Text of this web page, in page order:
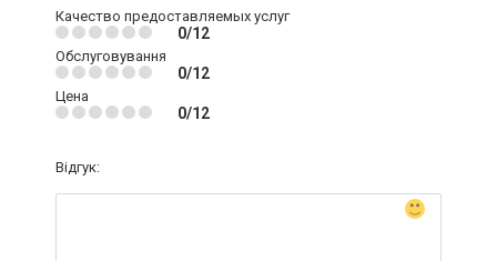
Качество предоставляемых услуг
0/12
Обслуговування
0/12
Цена
0/12
Відгук: